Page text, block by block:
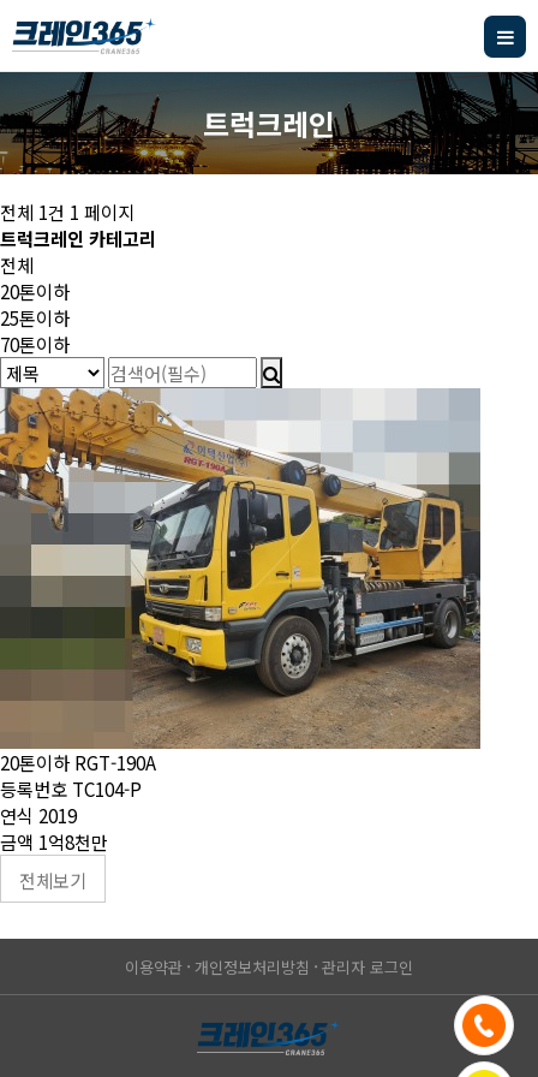
트럭크레인
전체 1건 1 페이지
트럭크레인 카테고리
전체
20톤이하
25톤이하
70톤이하
20톤이하 RGT-190A
등록번호 TC104-P
연식 2019
금액 1억8천만
전체보기
이용약관 개인정보처리방침 관리자 로그인